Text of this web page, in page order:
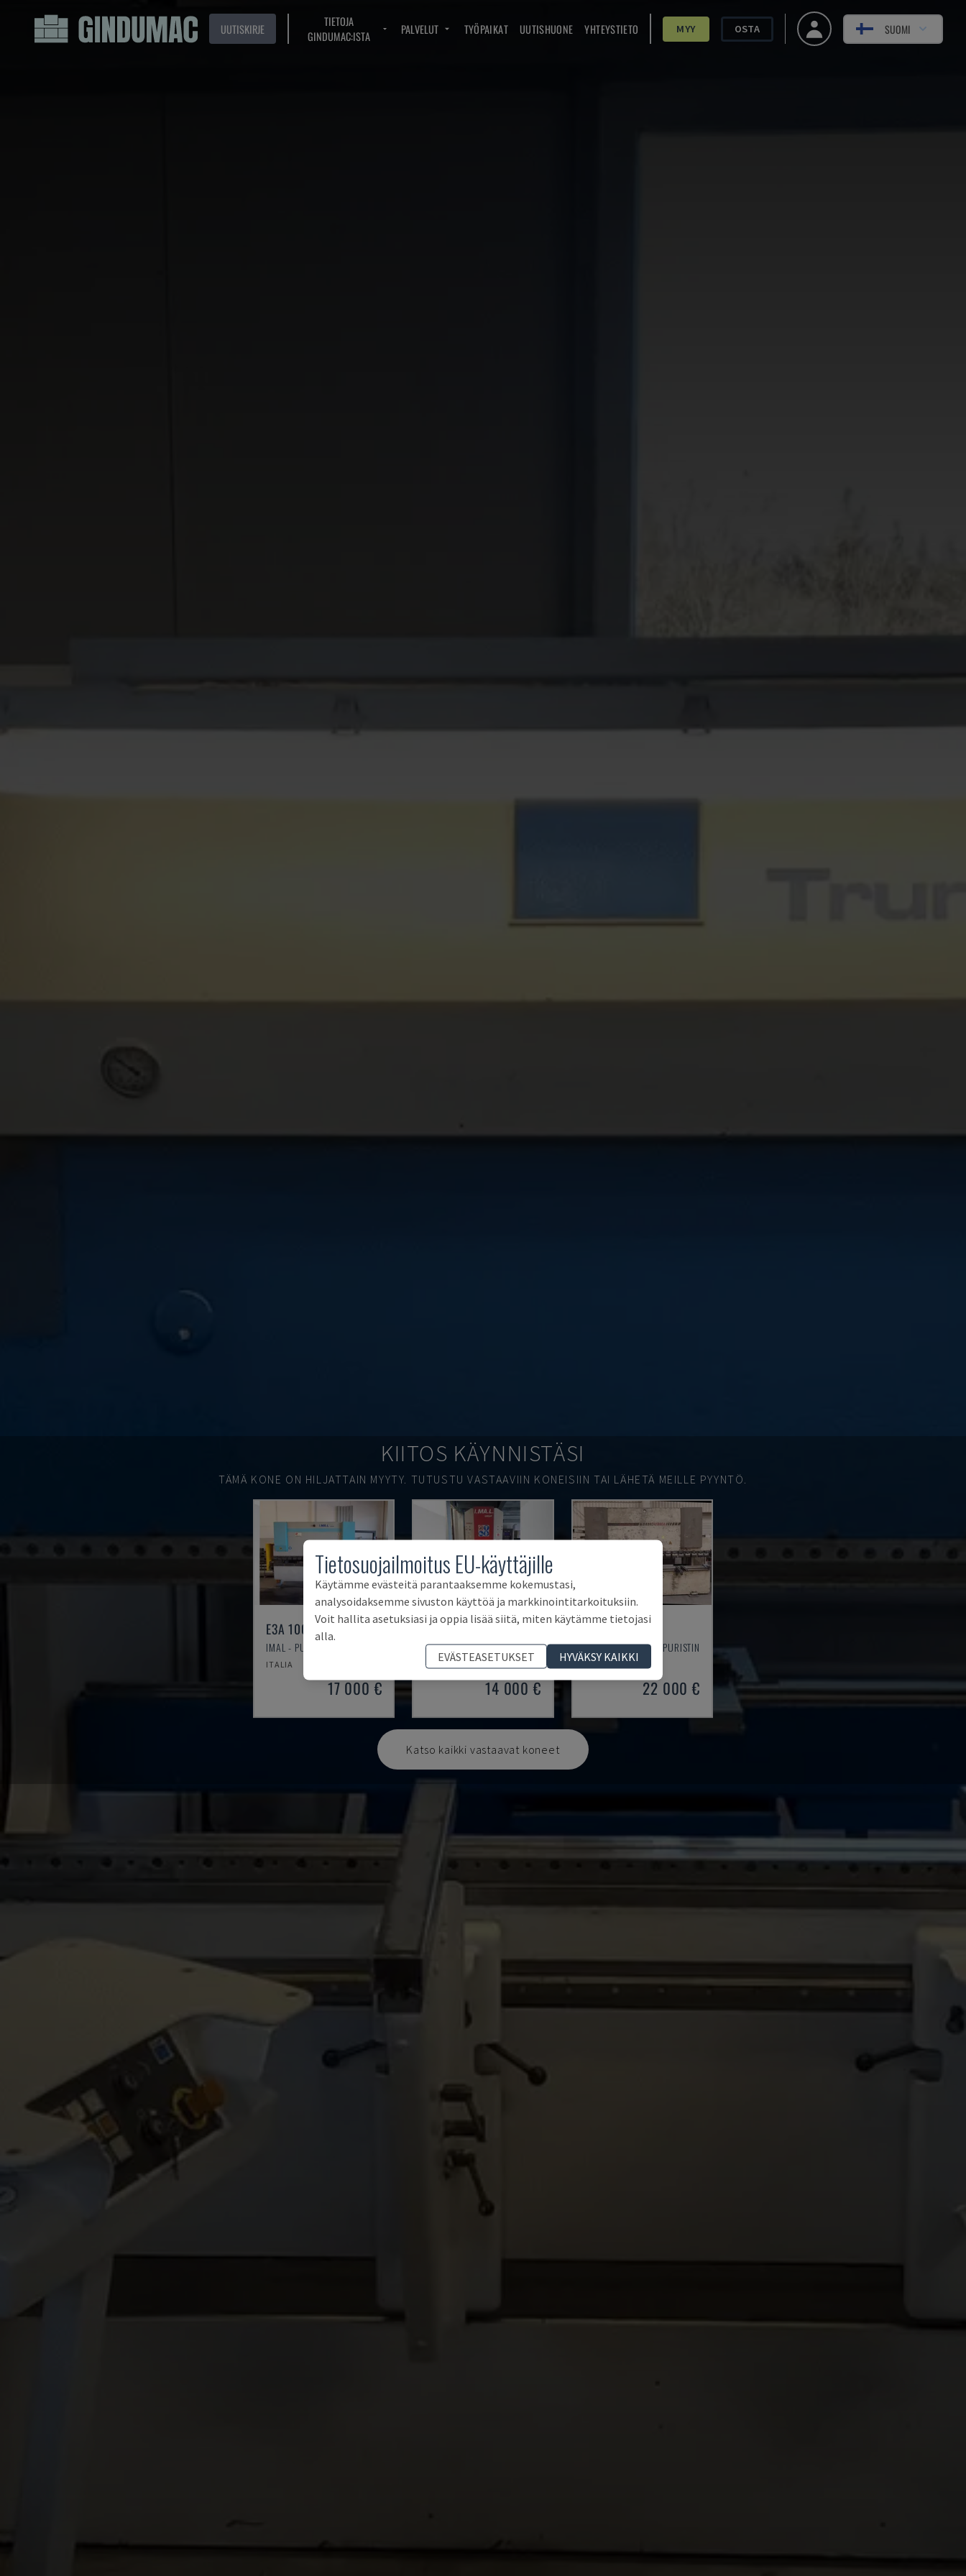
UUTISKIRJE
TIETOJA
GINDUMAC:ISTA
PALVELUT TYÖPAIKAT UUTISHUONE YHTEYSTIETO MYY OSTA SUOMI
KIITOS KÄYNNISTÄSI
TÄMÄ KONE ON HILJATTAIN MYYTY. TUTUSTU VASTAAVIIN KONEISIIN TAI LÄHETÄ MEILLE PYYNTÖ.
E3A 100/33
IMAL - PURISTUSPURISTIN
ITALIA
17 000 €
SMALL 835/25
IMAL - PURISTUSPURISTIN
ITALIA 2001
14 000 €
HAP 40200
DURMA - PURISTUSPURISTIN
PUOLA 2003
22 000 €
Katso kaikki vastaavat koneet
Tietosuojailmoitus EU-käyttäjille
Käytämme evästeitä parantaaksemme kokemustasi,
analysoidaksemme sivuston käyttöä ja markkinointitarkoituksiin.
Voit hallita asetuksiasi ja oppia lisää siitä, miten käytämme tietojasi
alla.
EVÄSTEASETUKSET
HYVÄKSY KAIKKI